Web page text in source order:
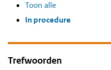
Toon alle
In procedure
Trefwoorden